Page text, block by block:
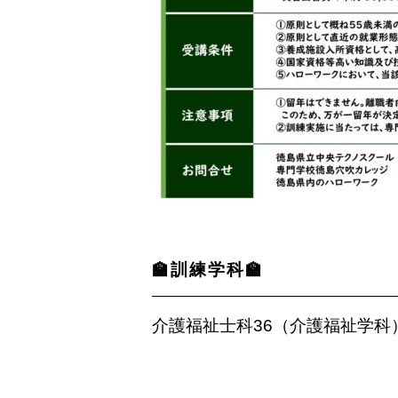
🏫訓練学科🏫
介護福祉士科36（介護福祉学科